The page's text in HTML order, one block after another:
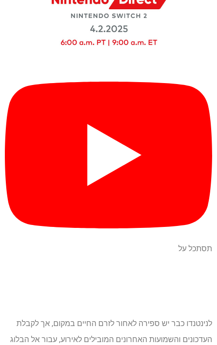
תסתכל על
לנינטנדו כבר יש ספירה לאחור לזרם החיים במקום, אך לקבלת
העדכונים והשמועות האחרונים המובילים לאירוע, עבור אל הבלוג